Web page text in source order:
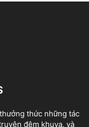
thức những tác
đêm khuya, và